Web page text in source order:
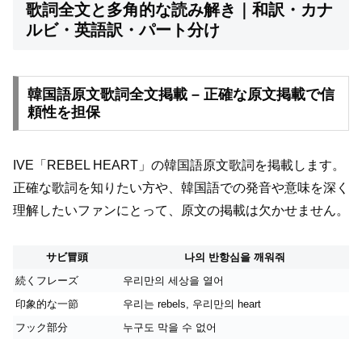
歌詞全文と多角的な読み解き｜和訳・カナ
ルビ・英語訳・パート分け
韓国語原文歌詞全文掲載 – 正確な原文掲載で信
頼性を担保
IVE「REBEL HEART」の韓国語原文歌詞を掲載します。
正確な歌詞を知りたい方や、韓国語での発音や意味を深く
理解したいファンにとって、原文の掲載は欠かせません。
サビ冒頭
나의 반항심을 깨워줘
続くフレーズ
우리만의 세상을 열어
印象的な一節
우리는 rebels, 우리만의 heart
フック部分
누구도 막을 수 없어